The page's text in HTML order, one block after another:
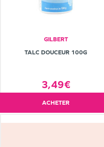
GILBERT
TALC DOUCEUR 100G
3,49€
ACHETER